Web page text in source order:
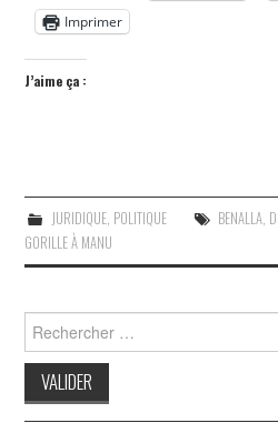
Imprimer
J’aime ça :
JURIDIQUE, POLITIQUE BENALLA,
GORILLE À MANU
Search
for: